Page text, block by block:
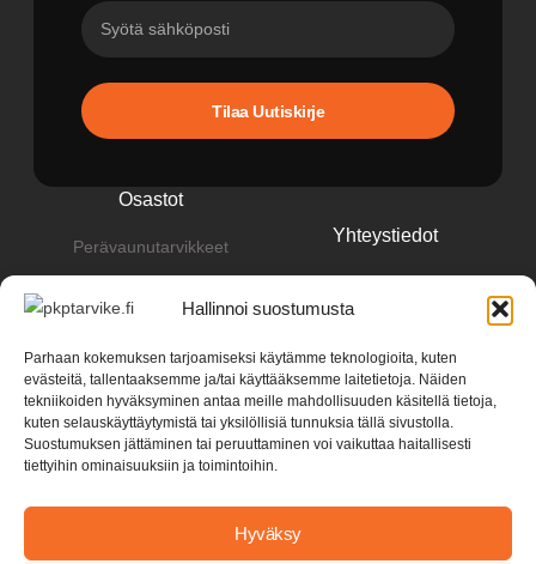
Hallinnoi suostumusta
Parhaan kokemuksen tarjoamiseksi käytämme teknologioita, kuten
evästeitä, tallentaaksemme ja/tai käyttääksemme laitetietoja. Näiden
tekniikoiden hyväksyminen antaa meille mahdollisuuden käsitellä tietoja,
kuten selauskäyttäytymistä tai yksilöllisiä tunnuksia tällä sivustolla.
Suostumuksen jättäminen tai peruuttaminen voi vaikuttaa haitallisesti
tiettyihin ominaisuuksiin ja toimintoihin.
Hyväksy
Tilaa Uutiskirje
Osastot
Perävaunutarvikkeet
Renkaat & vanteet
Yhteystiedot